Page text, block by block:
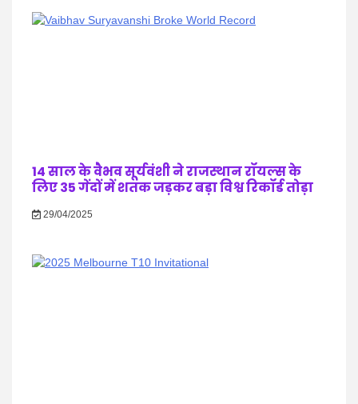
14 साल के वैभव सूर्यवंशी ने राजस्थान रॉयल्स के
लिए 35 गेंदों में शतक जड़कर बड़ा विश्व रिकॉर्ड तोड़ा
29/04/2025